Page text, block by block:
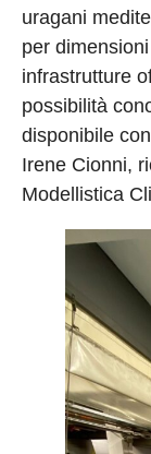
uragani
per
infrastrutture
possibilità
disponibile
Irene Cionni,
Modellistica